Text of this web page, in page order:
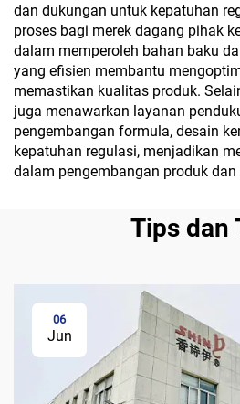
dan dukungan untuk kepatuhan
proses bagi merek dagang pihak
dalam memperoleh bahan baku
yang efisien membantu
memastikan kualitas produk.
juga menawarkan layanan
pengembangan formula, desain
kepatuhan regulasi, menjadikan
dalam pengembangan produk dan
Tips dan
06
Jun